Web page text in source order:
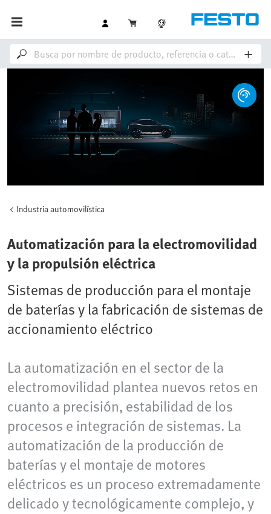
Industria automovilística
Automatización para la electromovilidad
y la propulsión eléctrica
Sistemas de producción para el montaje
de baterías y la fabricación de sistemas de
accionamiento eléctrico
La automatización en el sector de la
electromovilidad plantea nuevos retos en
cuanto a precisión, estabilidad de los
procesos e integración de sistemas. La
automatización de la producción de
baterías y el montaje de motores
eléctricos es un proceso extremadamente
delicado y tecnológicamente complejo, y